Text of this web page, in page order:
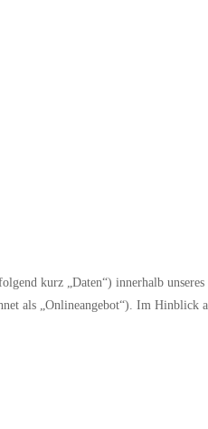
kurz „Daten“) innerhalb
als „Onlineangebot“). Im